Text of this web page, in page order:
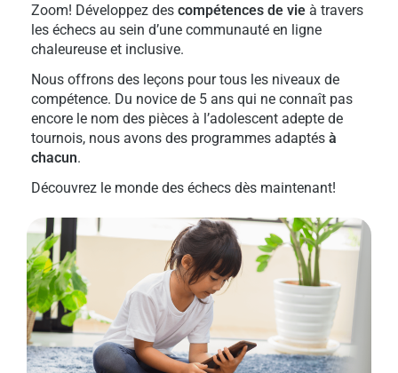
Zoom! Développez des compétences de vie à travers
les échecs au sein d’une communauté en ligne
chaleureuse et inclusive.
Nous offrons des leçons pour tous les niveaux de
compétence. Du novice de 5 ans qui ne connaît pas
encore le nom des pièces à l’adolescent adepte de
tournois, nous avons des programmes adaptés à
chacun.
Découvrez le monde des échecs dès maintenant!